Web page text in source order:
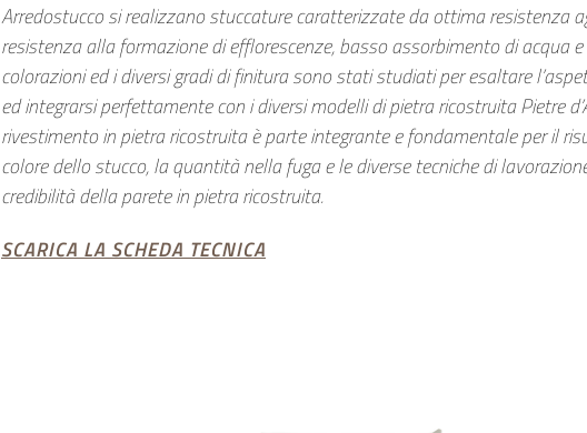
Arredostucco si realizzano stuccature caratterizzate da ottima resistenza
resistenza alla formazione di efflorescenze, basso assorbimento di acqua
colorazioni ed i diversi gradi di finitura sono stati studiati per esaltare
ed integrarsi perfettamente con i diversi modelli di pietra ricostruita Pietre
rivestimento in pietra ricostruita è parte integrante e fondamentale per il
colore dello stucco, la quantità nella fuga e le diverse tecniche di
credibilità della parete in pietra ricostruita.
SCARICA LA SCHEDA TECNICA